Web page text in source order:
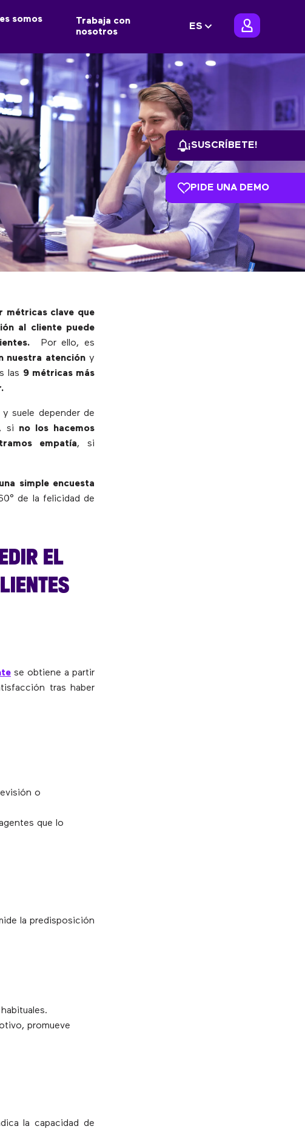
somos
Trabaja con
nosotros
ES
métricas clave que
al cliente puede
Por ello, es
nuestra atencióny
las 9 métricas más
suele depender de
si no los hacemos
empatía, si
simple encuesta
de la felicidad de
EL
se obtiene a partir
tras haber
o
que lo
la predisposición
promueve
la capacidad de
¡SUSCRÍBETE!
PIDE UNA DEMO